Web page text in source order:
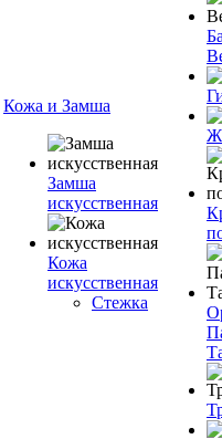
Кожа и Замша
Замша
искусственная
Кожа
искусственная
Стежка